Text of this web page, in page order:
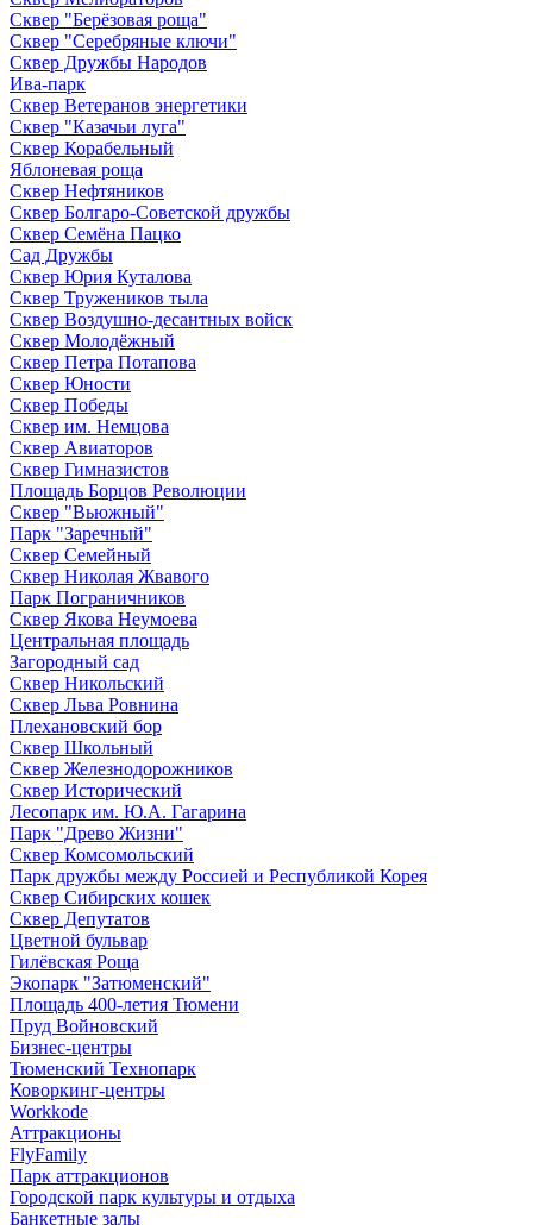
Сквер "Берёзовая роща"
Сквер "Серебряные ключи"
Сквер Дружбы Народов
Ива-парк
Сквер Ветеранов энергетики
Сквер "Казачьи луга"
Сквер Корабельный
Яблоневая роща
Сквер Нефтяников
Сквер Болгаро-Советской дружбы
Сквер Семёна Пацко
Сад Дружбы
Сквер Юрия Куталова
Сквер Тружеников тыла
Сквер Воздушно-десантных войск
Сквер Молодёжный
Сквер Петра Потапова
Сквер Юности
Сквер Победы
Сквер им. Немцова
Сквер Авиаторов
Сквер Гимназистов
Площадь Борцов Революции
Сквер "Вьюжный"
Парк "Заречный"
Сквер Семейный
Сквер Николая Жвавого
Парк Пограничников
Сквер Якова Неумоева
Центральная площадь
Загородный сад
Сквер Никольский
Сквер Льва Ровнина
Плехановский бор
Сквер Школьный
Сквер Железнодорожников
Сквер Исторический
Лесопарк им. Ю.А. Гагарина
Парк "Древо Жизни"
Сквер Комсомольский
Парк дружбы между Россией и Республикой Корея
Сквер Сибирских кошек
Сквер Депутатов
Цветной бульвар
Гилёвская Роща
Экопарк "Затюменский"
Площадь 400-летия Тюмени
Пруд Войновский
Бизнес-центры
Тюменский Технопарк
Коворкинг-центры
Workkode
Аттракционы
FlyFamily
Парк аттракционов
Городской парк культуры и отдыха
Банкетные залы